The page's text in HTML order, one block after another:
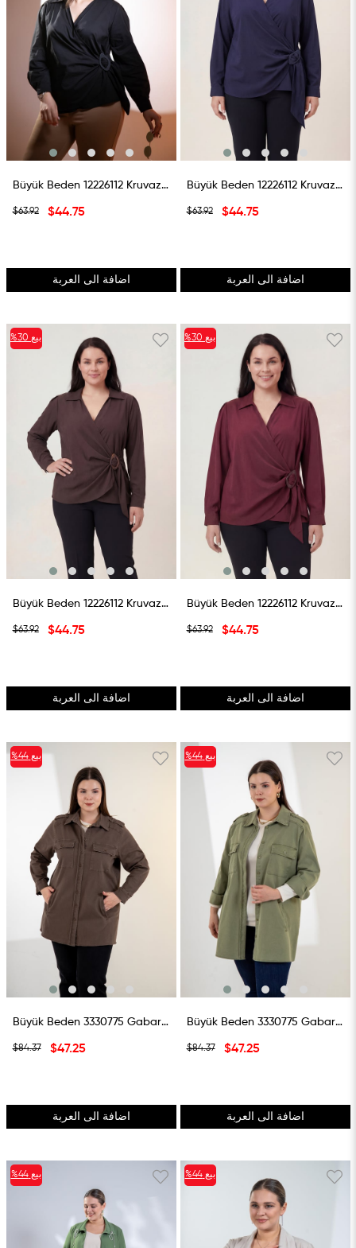
Büyük Beden 12226112 Kruvaze Bağlamalı Gömlek Siyah
$44.75
$63.92
اضافة الى العربة
Büyük Beden 12226112 Kruvaze Bağlamalı Gömlek Lacivert
$44.75
$63.92
اضافة الى العربة
Büyük Beden 12226112 Kruvaze Bağlamalı Gömlek Kahverengi
$44.75
$63.92
اضافة الى العربة
%30 بيع
Büyük Beden 12226112 Kruvaze Bağlamalı Gömlek Bordo
$44.75
$63.92
اضافة الى العربة
%30 بيع
Büyük Beden 3330775 Gabardin Cep Detaylı Gömlek Kahverengi
$47.25
$84.37
اضافة الى العربة
%44 بيع
Büyük Beden 3330775 Gabardin Cep Detaylı Gömlek Haki
$47.25
$84.37
اضافة الى العربة
%44 بيع
%44 بيع %44 بيع